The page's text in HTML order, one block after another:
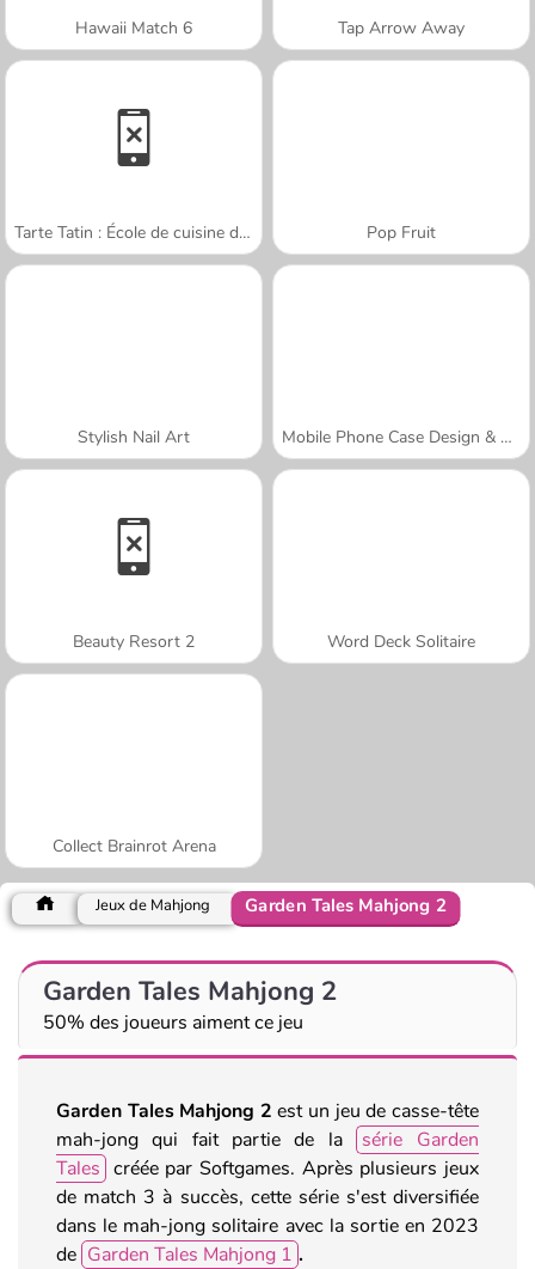
Hawaii Match 6 Tap Arrow Away
Tarte Tatin : École de cuisine de Sara Pop Fruit
Stylish Nail Art Mobile Phone Case Design & DIY
Beauty Resort 2 Word Deck Solitaire
Collect Brainrot Arena
Jeux de Mahjong Garden Tales Mahjong 2
Garden Tales Mahjong 2
50% des joueurs aiment ce jeu
Garden Tales Mahjong 2 est un jeu de casse-tête
mah-jong qui fait partie de la
série Garden
Tales créée par Softgames. Après plusieurs jeux
de match 3 à succès, cette série s'est diversifiée
dans le mah-jong solitaire avec la sortie en 2023
de Garden Tales Mahjong 1 .